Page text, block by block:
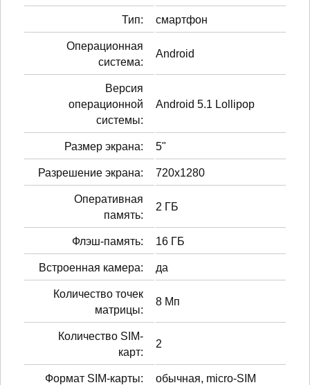
Тип: смартфон
Операционная
система:
Android
Версия
операционной
системы:
Android 5.1 Lollipop
Размер экрана: 5"
Разрешение экрана: 720x1280
Оперативная
память:
2 ГБ
Флэш-память: 16 ГБ
Встроенная камера: да
Количество точек
матрицы:
8 Мп
Количество SIM-
карт:
2
Формат SIM-карты: обычная, micro-SIM